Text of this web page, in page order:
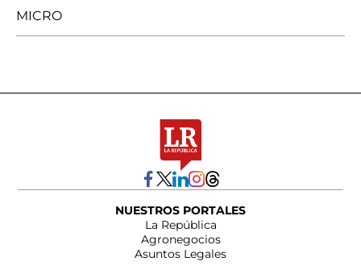
MICRO
NUESTROS PORTALES
La República
Agronegocios
Asuntos Legales